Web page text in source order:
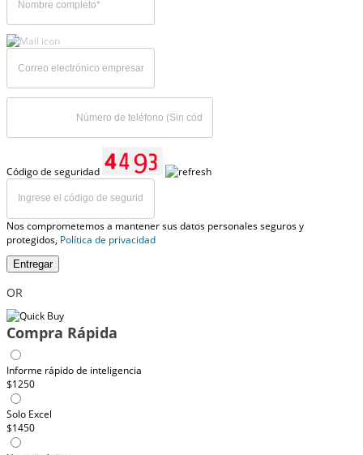
Código de seguridad
Nos comprometemos a mantener sus datos personales seguros y
protegidos, Política de privacidad
Entregar
OR
Compra Rápida
Informe rápido de inteligencia
$1250
Solo Excel
$1450